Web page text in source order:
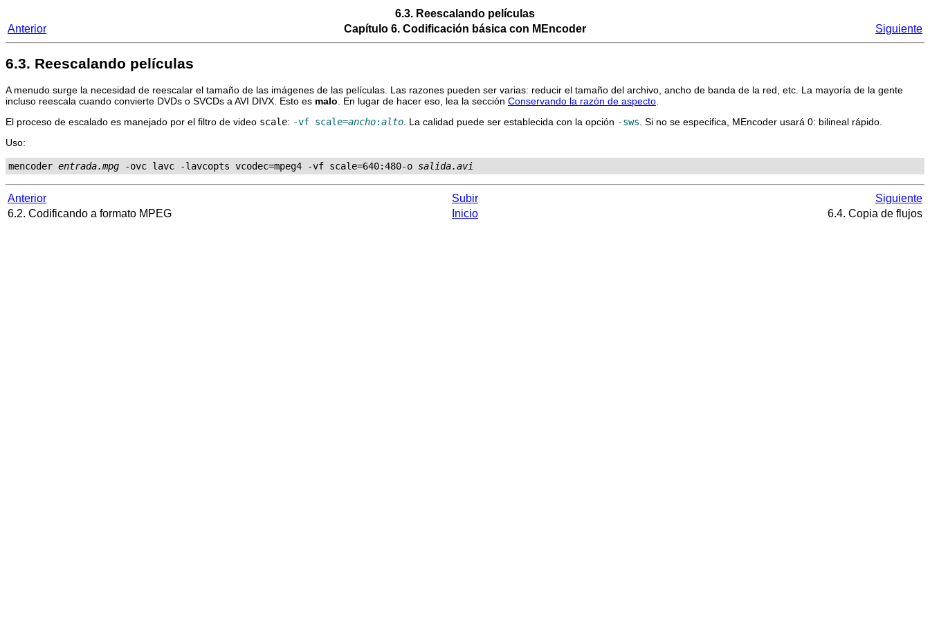
6.3. Reescalando películas
Anterior
Capítulo 6. Codificación básica con MEncoder Siguiente
6.3. Reescalando películas
A menudo surge la necesidad de reescalar el tamaño de las imágenes de las películas. Las razones pueden ser varias: reducir el tamaño del archivo, ancho de banda de la red, etc. La mayoría de la gente
incluso reescala cuando convierte DVDs o SVCDs a AVI DIVX. Esto es malo . En lugar de hacer eso, lea la sección Conservando la razón de aspecto
El proceso de escalado es manejado por el filtro de video scale: -vf scale=ancho:alto . La calidad puede ser establecida con la opción -sws . Si no se especifica, MEncoder usará 0: bilineal rápido.
Uso:
mencoder entrada.mpg -ovc lavc -lavcopts vcodec=mpeg4 -vf scale=640:480-o salida.avi
Anterior Subir
Siguiente
6.2. Codificando a formato MPEG
Inicio 6.4. Copia de flujos